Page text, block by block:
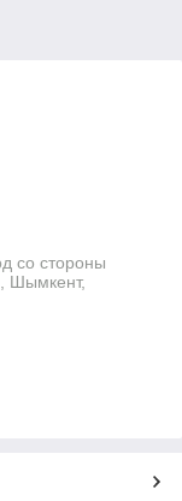
со стороны
Шымкент,